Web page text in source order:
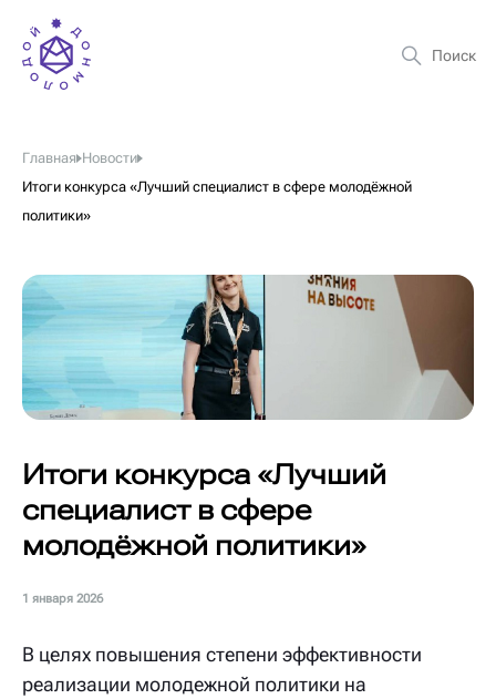
Главная Новости
Итоги конкурса «Лучший специалист в сфере молодёжной
политики»
Итоги конкурса «Лучший
специалист в сфере
молодёжной политики»
1 января 2026
В целях повышения степени эффективности
реализации молодежной политики на